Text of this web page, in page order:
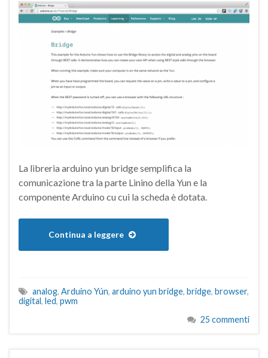
La libreria arduino yun bridge semplifica la
comunicazione tra la parte Linino della Yun e la
componente Arduino cu cui la scheda è dotata.
Continua a leggere
analog, Arduino Yún, arduino yun bridge, bridge, browser,
digital, led, pwm
25 commenti